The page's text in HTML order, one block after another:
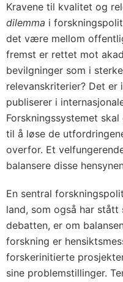
Kravene til kvalitet og
dilemma i
det være mellom
fremst er rettet mot
bevilgninger som i
relevanskriterier? Det
publiserer i
Forskningssystemet
til å løse de
overfor. Et
balansere disse
En sentral
land, som også har
debatten, er om
forskning er
forskerinitierte
sine problemstillinger.